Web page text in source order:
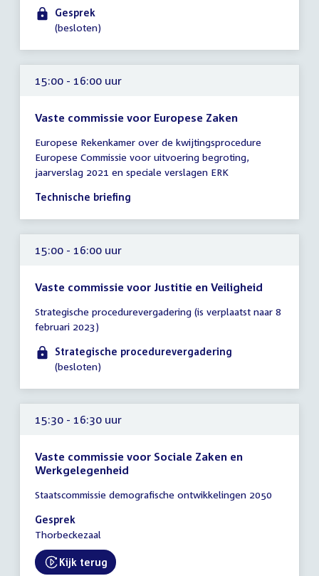
16:00
uur
Gesprek
(besloten)
15:00 - 16:00 uur
Vaste commissie voor Europese Zaken
vergadering
15:00
-
16:00
Europese Rekenkamer over de kwijtingsprocedure
Europese Commissie voor uitvoering begroting,
jaarverslag 2021 en speciale verslagen ERK
Technische briefing
15:00 - 16:00 uur
Vaste commissie voor Justitie en Veiligheid
vergadering
15:00
16:00
Strategische procedurevergadering (is verplaatst naar 8
februari 2023)
Strategische procedurevergadering
(besloten)
15:30 - 16:30 uur
Vaste commissie voor Sociale Zaken en
Werkgelegenheid
vergadering
15:30
-
uur
Staatscommissie demografische ontwikkelingen 2050
Gesprek
Thorbeckezaal
External link:
Kijk terug